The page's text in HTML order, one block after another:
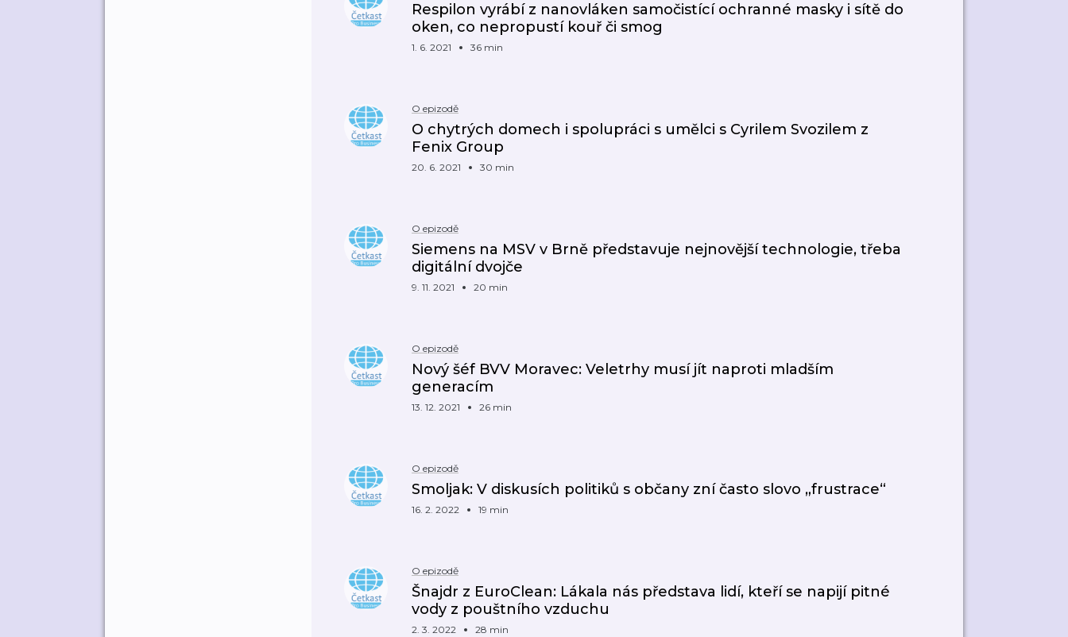
Respilon vyrábí z nanovláken samočistící ochranné masky i sítě do
oken, co nepropustí kouř či smog
1. 6. 2021 36 min
O epizodě
O chytrých domech i spolupráci s umělci s Cyrilem Svozilem z
Fenix Group
20. 6. 2021 30 min
O epizodě
Siemens na MSV v Brně představuje nejnovější technologie, třeba
digitální dvojče
9. 11. 2021 20 min
O epizodě
Nový šéf BVV Moravec: Veletrhy musí jít naproti mladším
generacím
13. 12. 2021 26 min
O epizodě
Smoljak: V diskusích politiků s občany zní často slovo „frustrace“
16. 2. 2022 19 min
O epizodě
Šnajdr z EuroClean: Lákala nás představa lidí, kteří se napijí pitné
vody z pouštního vzduchu
2. 3. 2022 28 min